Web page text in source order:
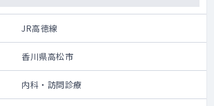
JR高徳線
香川県高松市
内科・訪問診療